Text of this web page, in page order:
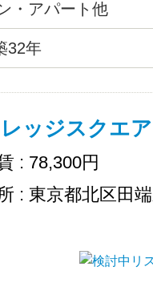
・アパート他
32年
ッジスクエ
: 78,300円
: 東京都北区田